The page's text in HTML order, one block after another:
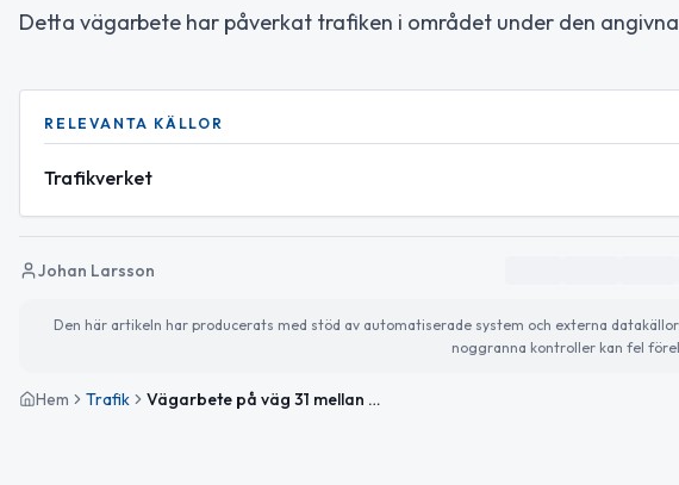
Detta vägarbete har påverkat trafiken i området under den
RELEVANTA KÄLLOR
Trafikverket
Johan Larsson
Den här artikeln har producerats med stöd av automatiserade system och externa
noggranna kontroller kan fel
Hem Trafik Vägarbete på väg 31 mellan Nässjö och Forserum avslutat